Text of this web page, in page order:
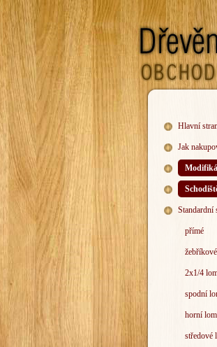
Hlavní
Jak
Standardní
přímé
žebříkové
2x1/4
spodní
horní
středové